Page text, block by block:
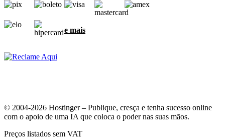
e mais
© 2004-2026 Hostinger – Publique, cresça e tenha sucesso online
com o apoio de uma IA que coloca o poder nas suas mãos.
Preços listados sem VAT